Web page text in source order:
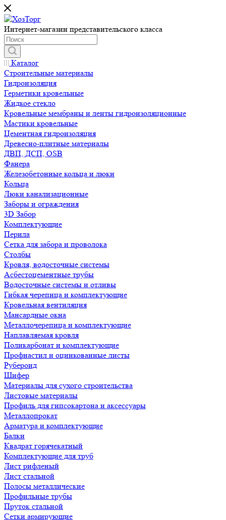
Интернет-магазин представительского класса
Каталог
Строительные материалы
Гидроизоляция
Герметики кровельные
Жидкое стекло
Кровельные мембраны и ленты гидроизоляционные
Мастики кровельные
Цементная гидроизоляция
Древесно-плитные материалы
ДВП, ДСП, OSB
Фанера
Железобетонные кольца и люки
Кольца
Люки канализационные
Заборы и ограждения
3D Забор
Комплектующие
Перила
Сетка для забора и проволока
Столбы
Кровля, водосточные системы
Асбестоцементные трубы
Водосточные системы и отливы
Гибкая черепица и комплектующие
Кровельная вентиляция
Мансардные окна
Металлочерепица и комплектующие
Наплавляемая кровля
Поликарбонат и комплектующие
Профнастил и оцинкованные листы
Рубероид
Шифер
Материалы для сухого строительства
Листовые материалы
Профиль для гипсокартона и аксессуары
Металлопрокат
Арматура и комплектующие
Балки
Квадрат горячекатный
Комплектующие для труб
Лист рифленый
Лист стальной
Полосы металлические
Профильные трубы
Пруток стальной
Сетки армирующие